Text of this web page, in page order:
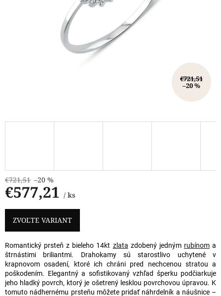
€721,51
–20 %
€721,51 –20 %
€577,21 / ks
Jednotková
cena:
ZVOĽTE VARIANT
Romantický prsteň z bieleho 14kt zlata zdobený jedným rubínoma
štrnástimi briliantmi. Drahokamy sú starostlivo uchytené v
krapnovom osadení, ktoré ich chráni pred nechcenou stratou a
poškodením. Elegantný a sofistikovaný vzhľad šperku podčiarkuje
jeho hladký povrch, ktorý je ošetrený lesklou povrchovou úpravou. K
tomuto nádhernému prsteňu môžete pridať náhrdelník a náušnice –